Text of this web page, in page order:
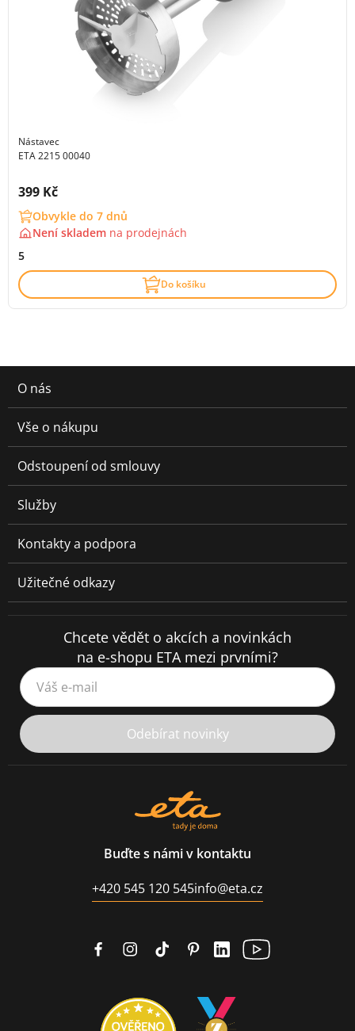
Nástavec
ETA 2215 00040
Cena s DPH:
399 Kč
Obvykle do 7 dnů
Není skladem na prodejnách
5
Do košíku
O nás
Vše o nákupu
Odstoupení od smlouvy
Služby
Kontakty a podpora
Užitečné odkazy
Chcete vědět o akcích a novinkách
na e-shopu ETA mezi prvními?
Váš e-mail
Odebírat novinky
Buďte s námi v kontaktu
+420 545 120 545info@eta.cz